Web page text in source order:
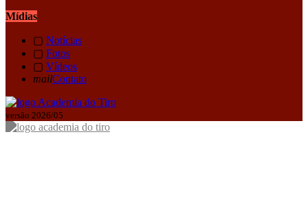
Mídias
▢ Notícias
▢ Fotos
▢ Vídeos
mailContato
versão 2026/05